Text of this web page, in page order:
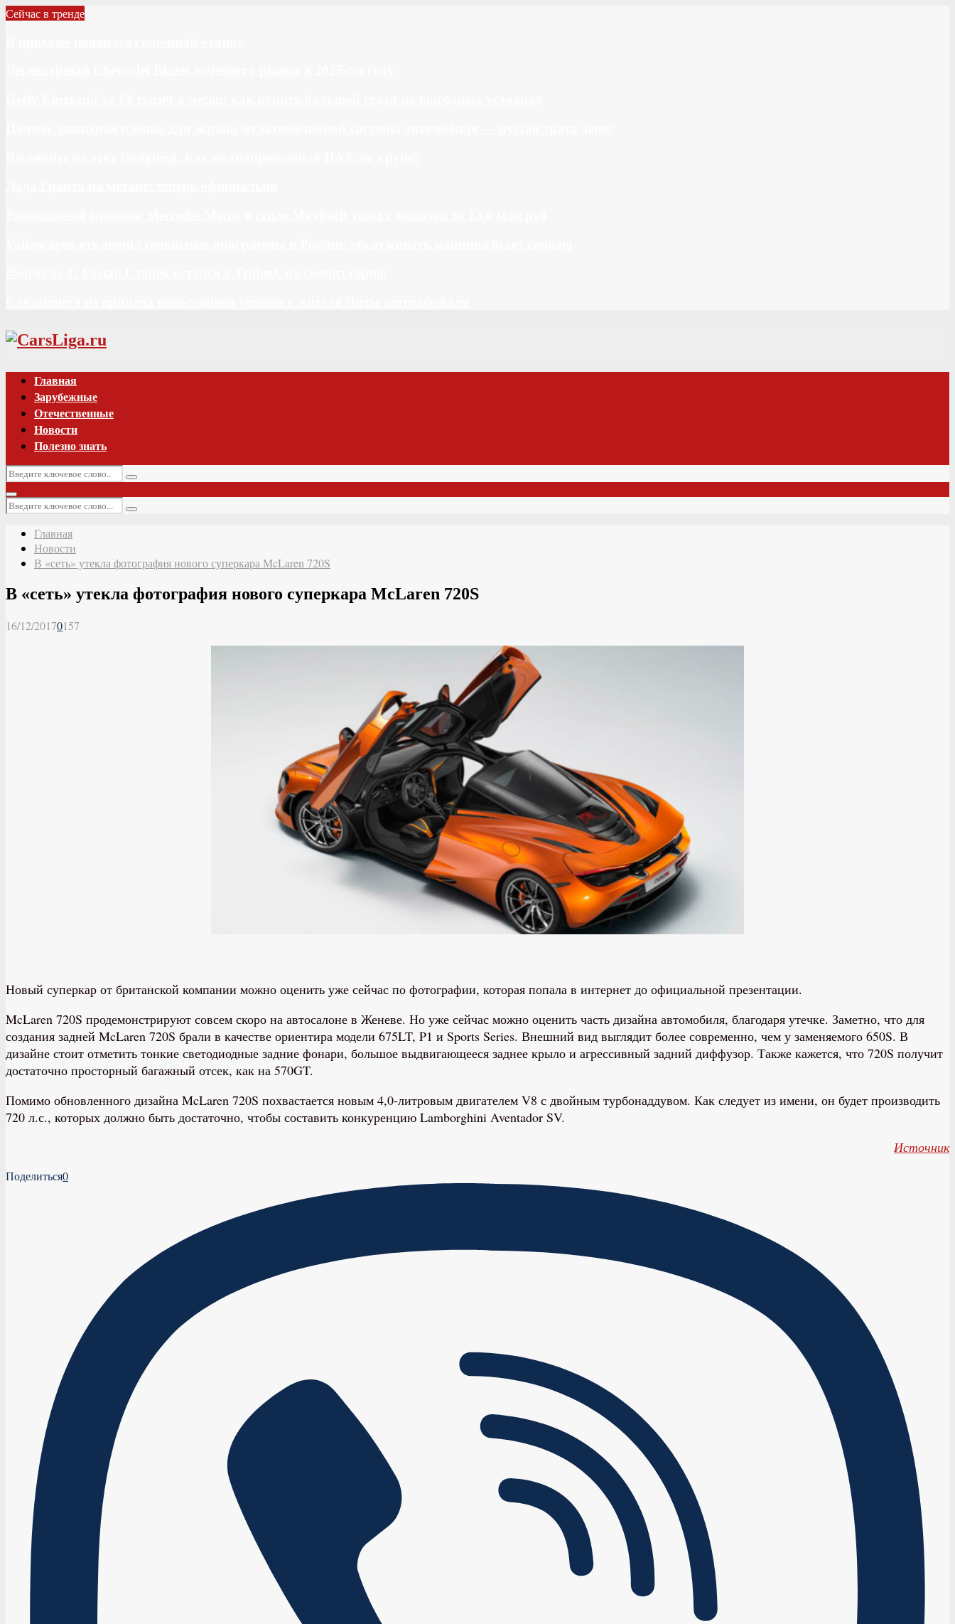
Сейчас в тренде
Vk
Главная
Зарубежные
Отечественные
Новости
Полезно знать
Искать:
Поиск
Основное
меню
Искать:
Поиск
Главная
Новости
В «сеть» утекла фотография нового суперкара McLaren 720S
В «сеть» утекла фотография нового суперкара McLaren 720S
16/12/20170157
Новый суперкар от британской компании можно оценить уже сейчас по фотографии, которая попала в интернет до официальной презентации.
McLaren 720S продемонстрируют совсем скоро на автосалоне в Женеве. Но уже сейчас можно оценить часть дизайна автомобиля, благодаря утечке. Заметно, что для
создания задней McLaren 720S брали в качестве ориентира модели 675LT, P1 и Sports Series. Внешний вид выглядит более современно, чем у заменяемого 650S. В
дизайне стоит отметить тонкие светодиодные задние фонари, большое выдвигающееся заднее крыло и агрессивный задний диффузор. Также кажется, что 720S получит
достаточно просторный багажный отсек, как на 570GT.
Помимо обновленного дизайна McLaren 720S похвастается новым 4,0-литровым двигателем V8 с двойным турбонаддувом. Как следует из имени, он будет производить
720 л.с., которых должно быть достаточно, чтобы составить конкуренцию Lamborghini Aventador SV.
Источник
Поделиться0